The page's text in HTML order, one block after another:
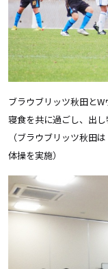
ブラウブリッツ秋田と
寝食を共に過ごし、出
（ブラウブリッツ秋田
体操を実施）